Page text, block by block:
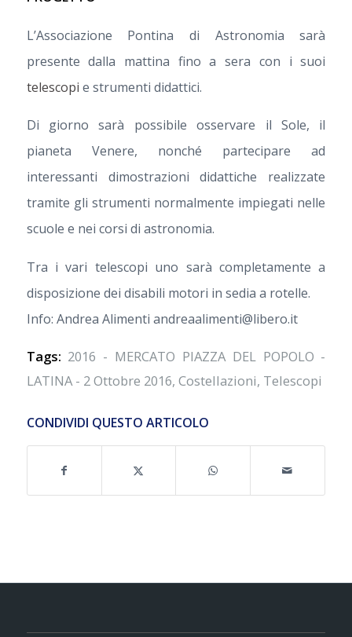
L’Associazione Pontina di Astronomia sarà
presente dalla mattina fino a sera con i suoi
telescopi e strumenti didattici.
Di giorno sarà possibile osservare il Sole, il
pianeta Venere, nonché partecipare ad
interessanti dimostrazioni didattiche realizzate
tramite gli strumenti normalmente impiegati nelle
scuole e nei corsi di astronomia.
Tra i vari telescopi uno sarà completamente a
disposizione dei disabili motori in sedia a rotelle.
Info: Andrea Alimenti andreaalimenti@libero.it
Tags: 2016 - MERCATO PIAZZA DEL POPOLO -
LATINA - 2 Ottobre 2016, Costellazioni, Telescopi
CONDIVIDI QUESTO ARTICOLO